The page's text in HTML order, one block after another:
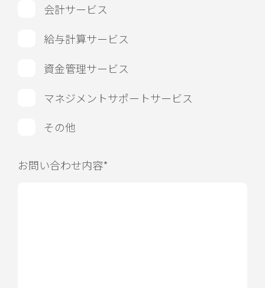
会計サービス
給与計算サービス
資金管理サービス
マネジメントサポートサービス
その他
お問い合わせ内容*